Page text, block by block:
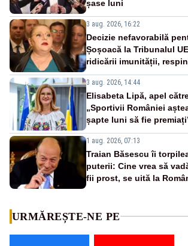
șase luni
3 aug. 2026, 16:22
Decizie nefavorabilă
Șoșoacă la Tribunalul
ridicării imunității,
3 aug. 2026, 14:44
Elisabeta Lipă, apel
„Sportivii României
șapte luni să fie
1 aug. 2026, 07:13
Traian Băsescu îi
puterii: Cine vrea să
fii prost, se uită la
URMĂREȘTE-NE PE